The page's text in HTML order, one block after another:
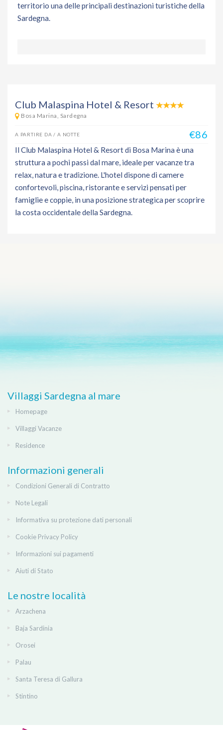
territorio una delle principali destinazioni turistiche della
Sardegna.
Club Malaspina Hotel & Resort
Bosa Marina, Sardegna
A PARTIRE DA / A NOTTE €86
Il Club Malaspina Hotel & Resort di Bosa Marina è una
struttura a pochi passi dal mare, ideale per vacanze tra
relax, natura e tradizione. L'hotel dispone di camere
confortevoli, piscina, ristorante e servizi pensati per
famiglie e coppie, in una posizione strategica per scoprire
la costa occidentale della Sardegna.
Villaggi Sardegna al mare
Homepage
Villaggi Vacanze
Residence
Informazioni generali
Condizioni Generali di Contratto
Note Legali
Informativa su protezione dati personali
Cookie Privacy Policy
Informazioni sui pagamenti
Aiuti di Stato
Le nostre località
Arzachena
Baja Sardinia
Orosei
Palau
Santa Teresa di Gallura
Stintino